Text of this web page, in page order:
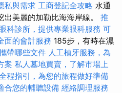
私與需求 工商登記全攻略 水通
美麗的加勒比海海岸線。 推
科診所，提供專業眼科服務 可
面的會計服務 185步，有時在濕
帶哪些文件 人工植牙服務，為
案 私人墓地買賣，了解市場上
程指引，為您的旅程做好準備
合您的輔聽設備 經絡調理服務